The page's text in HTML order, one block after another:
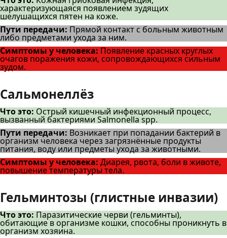
характеризующаяся появлением зудящих
шелушащихся пятен на коже.
Пути передачи: Прямой контакт с больным животным
либо предметами ухода за ним.
Симптомы у человека: Появление красных круглых
очагов поражения кожи, сопровождающихся сильным
зудом.
Сальмонеллёз
Что это: Острый кишечный инфекционный процесс,
вызванный бактериями Salmonella spp.
Пути передачи: Возникает при попадании бактерий в
организм человека через загрязнённые продукты
питания, воду или предметы ухода за животными.
Симптомы у человека: Диарея, рвота, боли в животе,
повышение температуры тела.
Гельминтозы (глистные инвазии)
Что это: Паразитические черви (гельминты),
обитающие в организме кошки, способны проникнуть в
организм хозяина.